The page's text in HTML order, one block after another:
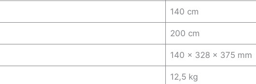
140 cm
200 cm
140 x 328 x 375 mm
12,5 kg